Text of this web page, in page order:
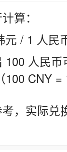
算：
元 / 1 人民
人民
CNY =
，实际